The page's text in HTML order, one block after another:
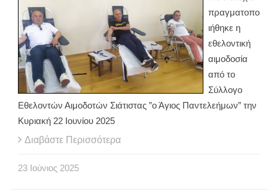
πραγματοπο
ιήθηκε η
εθελοντική
αιμοδοσία
από το
Σύλλογο
Εθελοντών Αιμοδοτών Σιάτιστας ”ο Άγιος Παντελεήμων” την
Κυριακή 22 Ιουνίου 2025
Διαβάστε Περισσότερα
23 Ιούνιος 2025